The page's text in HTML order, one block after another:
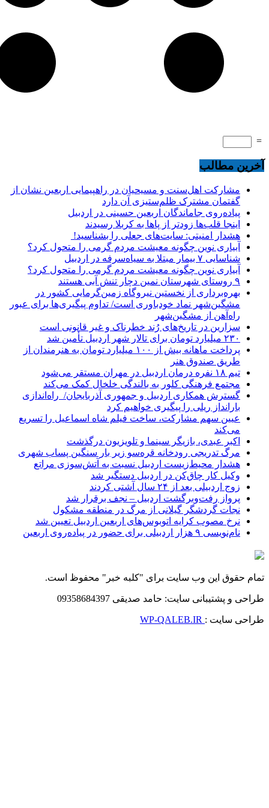
=
آخرین مطالب
مشارکت اهل‌سنت و مسیحیان در راهپیمایی اربعین نشان از
گفتمان مشترک ظلم‌ستیزی آن دارد
پیاده‌روی جاماندگان اربعین حسینی در اردبیل
اینجا قلب‌ها زودتر از پاها به کربلا رسیدند
هشدار امنیتی: سایت‌های جعلی را بشناسید!
آبیاری نوین چگونه معیشت مردم گرمی را متحول کرد؟
شناسایی ۷ بیمار مبتلا به سیاه‌سرفه در اردبیل
آبیاری نوین چگونه معیشت مردم گرمی را متحول کرد؟
۹ روستای شهرستان نمین دچار تنش آبی هستند
بهره‌برداری از نخستین نیروگاه زمین‌گرمایی کشور در
مشگین‌شهر نماد خودباوری است/ تداوم پیگیری‌ها برای عبور
راه‌آهن از مشگین‌شهر
سزارین در تاریخ‌های رُند خطرناک و غیر قانونی است
۲۳۰ میلیارد تومان برای تالار شهر اردبیل تأمین شد
پرداخت ماهانه بیش از ۱۰۰ میلیارد تومان به هنرمندان از
طریق صندوق هنر
تیم ۱۸ نفره درمان اردبیل در مهران مستقر می‌شود
مجتمع فرهنگی کلور به بالندگی خلخال کمک می‌کند
گسترش همکاری اردبیل و جمهوری آذربایجان/ راه‌اندازی
بارانداز ریلی را پیگیری خواهیم کرد
عیین سهم مشارکت، ساخت فیلم شاه‌ اسماعیل را تسریع
می‌کند
اکبر عبدی، بازیگر سینما و تلویزیون درگذشت
مرگ تدریجی رودخانه قره‌سو زیر بار سنگین پساب شهری
هشدار محیط‌زیست اردبیل نسبت به آتش‌سوزی مراتع
وکیل کار چاق‌کن در اردبیل دستگیر شد
زوج اردبیلی بعد از ۲۴ سال آشتی کردند
پرواز رفت‌وبرگشت اردبیل – نجف برقرار شد
نجات گردشگر گیلانی از مرگ در منطقه مشکول
نرخ مصوب کرایه اتوبوس‌های اربعین اردبیل تعیین شد
نام‌نویسی ۹ هزار اردبیلی برای حضور در پیاده‌روی اربعین
تمام حقوق این وب سایت برای "کلبه خبر" محفوظ است.
طراحی و پشتیبانی سایت: حامد صدیقی 09358684397
طراحی سایت :